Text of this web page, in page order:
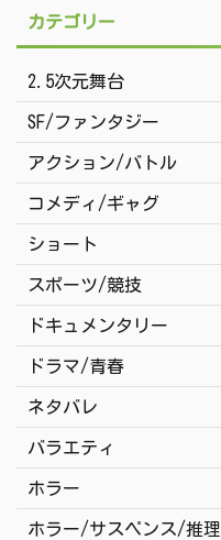
カテゴリー
2.5次元舞台
SF/ファンタジー
アクション/バトル
コメディ/ギャグ
ショート
スポーツ/競技
ドキュメンタリー
ドラマ/青春
ネタバレ
バラエティ
ホラー
ホラー/サスペンス/推理